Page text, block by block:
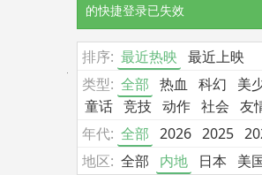
的快捷登录已失效
排序: 最近热映 最近上映
类型: 全部 热血 科幻 美
童话 竞技 动作 社会 友
年代: 全部 2026 2025
地区: 全部 内地 日本 美